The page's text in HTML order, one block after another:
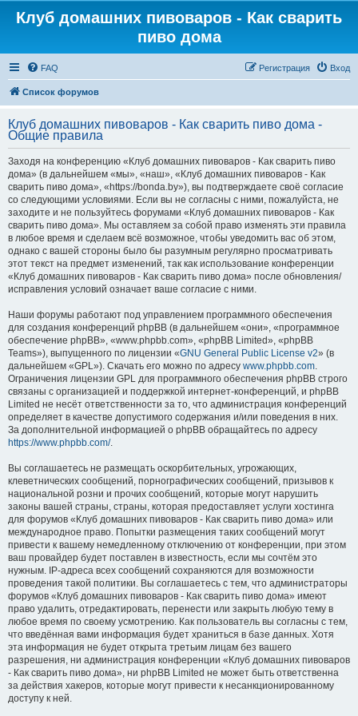
Клуб домашних пивоваров - Как cварить
пиво дома
FAQ Вход
Регистрация
Список форумов
Клуб домашних пивоваров - Как cварить пиво дома -
Общие правила
Заходя на конференцию «Клуб домашних пивоваров - Как cварить пиво
дома» (в дальнейшем «мы», «наш», «Клуб домашних пивоваров - Как
cварить пиво дома», «https://bonda.by»), вы подтверждаете своё согласие
со следующими условиями. Если вы не согласны с ними, пожалуйста, не
заходите и не пользуйтесь форумами «Клуб домашних пивоваров - Как
cварить пиво дома». Мы оставляем за собой право изменять эти правила
в любое время и сделаем всё возможное, чтобы уведомить вас об этом,
однако с вашей стороны было бы разумным регулярно просматривать
этот текст на предмет изменений, так как использование конференции
«Клуб домашних пивоваров - Как cварить пиво дома» после обновления/
исправления условий означает ваше согласие с ними.
Наши форумы работают под управлением программного обеспечения
для создания конференций phpBB (в дальнейшем «они», «программное
обеспечение phpBB», «www.phpbb.com», «phpBB Limited», «phpBB
Teams»), выпущенного по лицензии «GNU General Public License v2» (в
дальнейшем «GPL»). Скачать его можно по адресу www.phpbb.com.
Ограничения лицензии GPL для программного обеспечения phpBB строго
связаны с организацией и поддержкой интернет-конференций, и phpBB
Limited не несёт ответственности за то, что администрация конференций
определяет в качестве допустимого содержания и/или поведения в них.
За дополнительной информацией о phpBB обращайтесь по адресу
https://www.phpbb.com/.
Вы соглашаетесь не размещать оскорбительных, угрожающих,
клеветнических сообщений, порнографических сообщений, призывов к
национальной розни и прочих сообщений, которые могут нарушить
законы вашей страны, страны, которая предоставляет услуги хостинга
для форумов «Клуб домашних пивоваров - Как cварить пиво дома» или
международное право. Попытки размещения таких сообщений могут
привести к вашему немедленному отключению от конференции, при этом
ваш провайдер будет поставлен в известность, если мы сочтём это
нужным. IP-адреса всех сообщений сохраняются для возможности
проведения такой политики. Вы соглашаетесь с тем, что администраторы
форумов «Клуб домашних пивоваров - Как cварить пиво дома» имеют
право удалить, отредактировать, перенести или закрыть любую тему в
любое время по своему усмотрению. Как пользователь вы согласны с тем,
что введённая вами информация будет храниться в базе данных. Хотя
эта информация не будет открыта третьим лицам без вашего
разрешения, ни администрация конференции «Клуб домашних пивоваров
- Как cварить пиво дома», ни phpBB Limited не может быть ответственна
за действия хакеров, которые могут привести к несанкционированному
доступу к ней.